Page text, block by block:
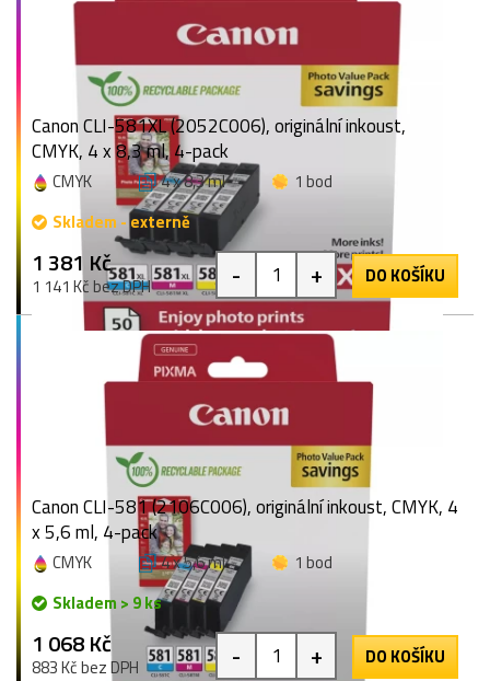
Canon CLI-581XL (2052C006), originální inkoust,
CMYK, 4 x 8,3 ml, 4-pack
CMYK 4 x 8,3 ml
1 bod
Skladem - externě
1 381 Kč
1 141 Kč bez DPH - + DO KOŠÍKU
Canon CLI-581 (2106C006), originální inkoust, CMYK, 4
x 5,6 ml, 4-pack
CMYK 4 x 5,6 ml
1 bod
Skladem > 9 ks
1 068 Kč
883 Kč bez DPH - + DO KOŠÍKU